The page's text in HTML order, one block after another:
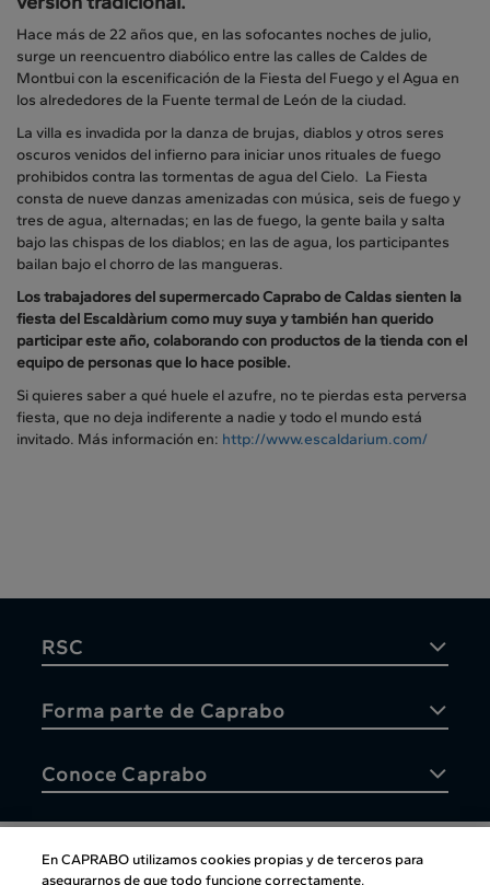
Hace más de 22 años que, en las sofocantes noches de julio,
surge un reencuentro diabólico entre las calles de Caldes de
Montbui con la escenificación de la Fiesta del Fuego y el Agua en
los alrededores de la Fuente termal de León de la ciudad.
La villa es invadida por la danza de brujas, diablos y otros seres
oscuros venidos del infierno para iniciar unos rituales de fuego
prohibidos contra las tormentas de agua del Cielo. La Fiesta
consta de nueve danzas amenizadas con música, seis de fuego y
tres de agua, alternadas; en las de fuego, la gente baila y salta
bajo las chispas de los diablos; en las de agua, los participantes
bailan bajo el chorro de las mangueras.
Los trabajadores del supermercado Caprabo de Caldas sienten la
fiesta del Escaldàrium como muy suya y también han querido
participar este año, colaborando con productos de la tienda con el
equipo de personas que lo hace posible.
Si quieres saber a qué huele el azufre, no te pierdas esta perversa
fiesta, que no deja indiferente a nadie y todo el mundo está
invitado. Más información en: http://www.escaldarium.com/
RSC
Forma parte de Caprabo
Conoce Caprabo
En CAPRABO utilizamos cookies propias y de terceros para
asegurarnos de que todo funcione correctamente,